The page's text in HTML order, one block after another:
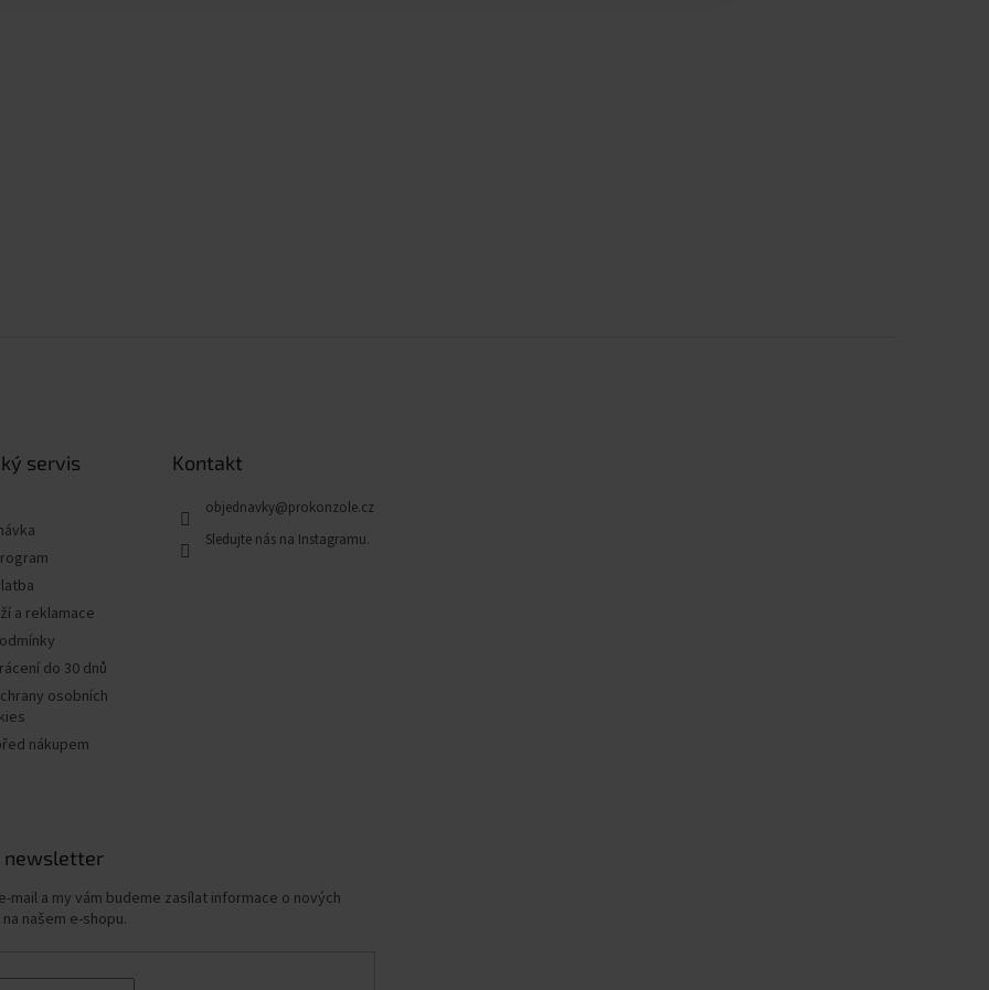
servis
a reklamace
do 30 dnů
osobních
nákupem
Kontakt
objednavky@prokonzole.cz
newsletter
mail a my vám budeme zasílat informace o nových
našem e-shopu.